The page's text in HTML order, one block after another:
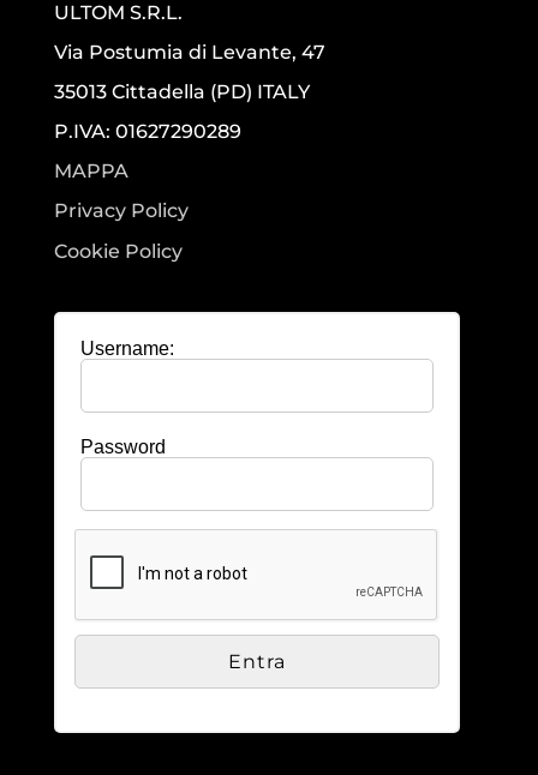
ULTOM S.R.L.
Via Postumia di Levante, 47
35013 Cittadella (PD) ITALY
P.IVA: 01627290289
MAPPA
Privacy Policy
Cookie Policy
Username:
Password